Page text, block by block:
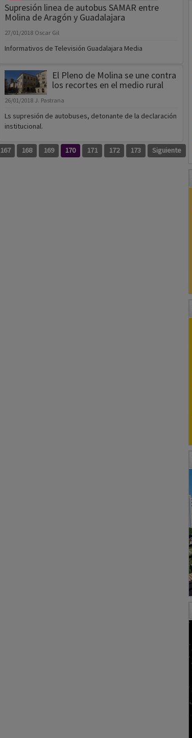
Supresión linea de autobus SAMAR entre
Molina de Aragón y Guadalajara
27/01/2018 Oscar Gil
Informativos de Televisión Guadalajara Media
El Pleno de Molina se une contra
los recortes en el medio rural
26/01/2018 J. Pastrana
Ls supresión de autobuses, detonante de la declaración
institucional.
167 168 169 170 171 172 173 Siguiente